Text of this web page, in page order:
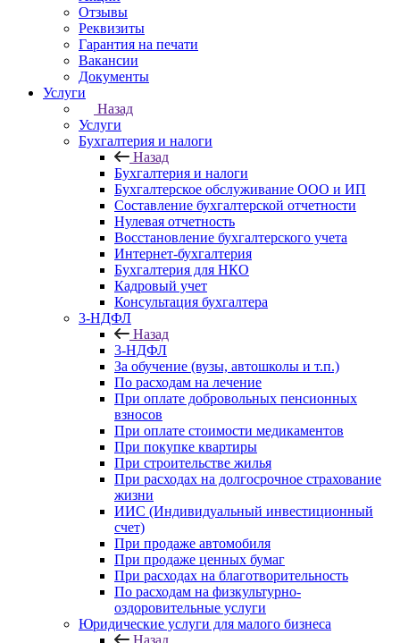
Отзывы
Реквизиты
Гарантия на печати
Вакансии
Документы
Услуги
Назад
Услуги
Бухгалтерия и налоги
Назад
Бухгалтерия и налоги
Бухгалтерское обслуживание ООО и ИП
Составление бухгалтерской отчетности
Нулевая отчетность
Восстановление бухгалтерского учета
Интернет-бухгалтерия
Бухгалтерия для НКО
Кадровый учет
Консультация бухгалтера
3-НДФЛ
Назад
3-НДФЛ
За обучение (вузы, автошколы и т.п.)
По расходам на лечение
При оплате добровольных пенсионных
взносов
При оплате стоимости медикаментов
При покупке квартиры
При строительстве жилья
При расходах на долгосрочное страхование
жизни
ИИС (Индивидуальный инвестиционный
счет)
При продаже автомобиля
При продаже ценных бумаг
При расходах на благотворительность
По расходам на физкультурно-
оздоровительные услуги
Юридические услуги для малого бизнеса
Назад